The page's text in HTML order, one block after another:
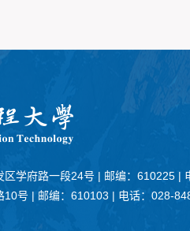
区学府路一段24号 | 邮编：610225 |
10号 | 邮编：610103 | 电话：028-